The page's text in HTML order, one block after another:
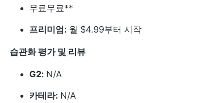
무료무료**
프리미엄: 월 $4.99부터 시작
습관화 평가 및 리뷰
G2: N/A
카테라: N/A